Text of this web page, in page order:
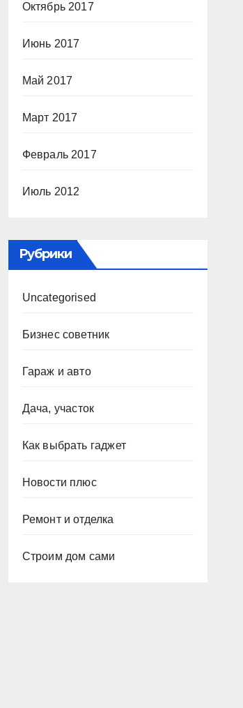
Октябрь 2017
Июнь 2017
Май 2017
Март 2017
Февраль 2017
Июль 2012
Рубрики
Uncategorised
Бизнес советник
Гараж и авто
Дача, участок
Как выбрать гаджет
Новости плюс
Ремонт и отделка
Строим дом сами